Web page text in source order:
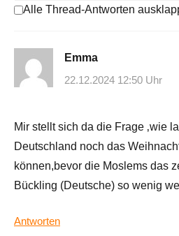
Alle Thread-Antworten
Emma
22.12.2024 12:50 Uhr
Mir stellt sich da die Frage ‚wie
Deutschland noch das
können,bevor die Moslems das
Bückling (Deutsche) so wenig
Antworten